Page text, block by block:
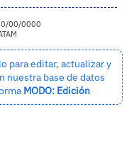
00/0000
para editar, actualizar y
nuestra base de datos
MODO: Edición